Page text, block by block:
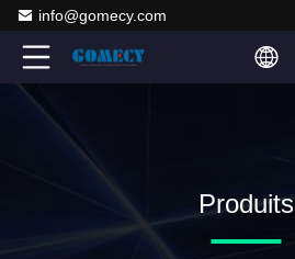
info@gomecy.com
Produits